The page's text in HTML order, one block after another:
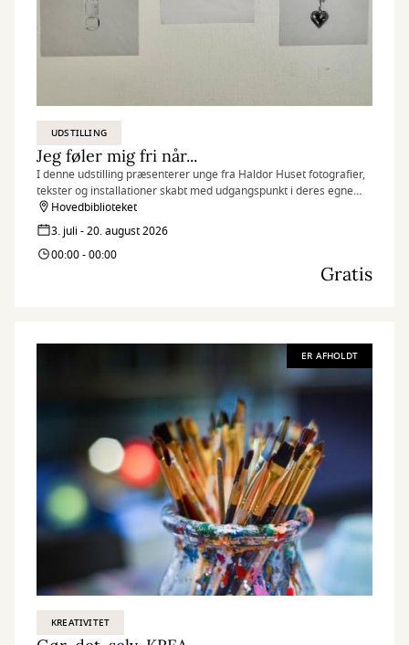
UDSTILLING
Jeg føler mig fri når...
I denne udstilling præsenterer unge fra Haldor Huset fotografier,
tekster og installationer skabt med udgangspunkt i deres egne
erfaringer, drømme og perspektiver.
Hovedbiblioteket
3. juli - 20. august 2026
00:00 - 00:00
Gratis
ER AFHOLDT
KREATIVITET